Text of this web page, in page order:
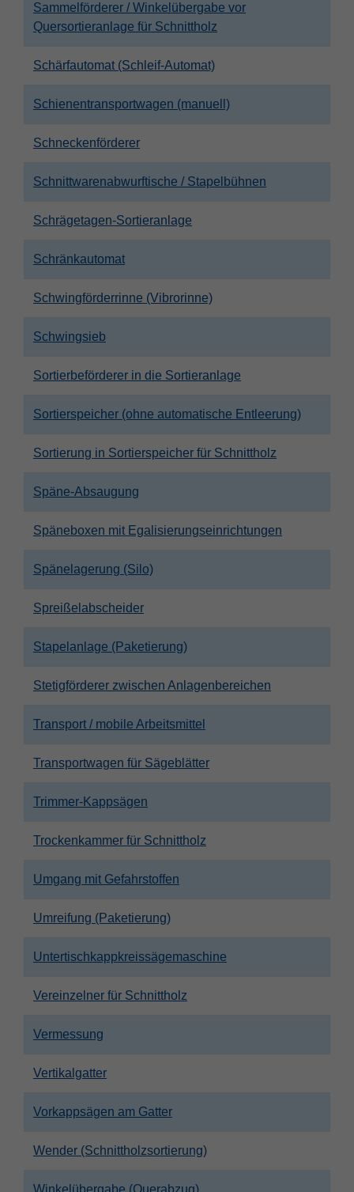
Sammelförderer / Winkelübergabe vor
Quersortieranlage für Schnittholz
Schärfautomat (Schleif-Automat)
Schienentransportwagen (manuell)
Schneckenförderer
Schnittwarenabwurftische / Stapelbühnen
Schrägetagen-Sortieranlage
Schränkautomat
Schwingförderrinne (Vibrorinne)
Schwingsieb
Sortierbeförderer in die Sortieranlage
Sortierspeicher (ohne automatische Entleerung)
Sortierung in Sortierspeicher für Schnittholz
Späne-Absaugung
Späneboxen mit Egalisierungseinrichtungen
Spänelagerung (Silo)
Spreißelabscheider
Stapelanlage (Paketierung)
Stetigförderer zwischen Anlagenbereichen
Transport / mobile Arbeitsmittel
Transportwagen für Sägeblätter
Trimmer-Kappsägen
Trockenkammer für Schnittholz
Umgang mit Gefahrstoffen
Umreifung (Paketierung)
Untertischkappkreissägemaschine
Vereinzelner für Schnittholz
Vermessung
Vertikalgatter
Vorkappsägen am Gatter
Wender (Schnittholzsortierung)
Winkelübergabe (Querabzug)